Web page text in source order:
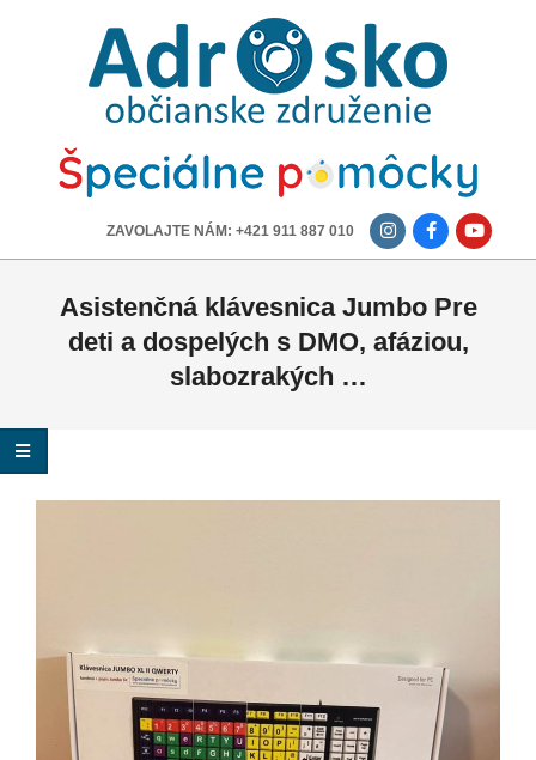
ADROSKO
OBČIANSKE
ZDRUŽENIE
ZAVOLAJTE NÁM: +421 911 887 010
Asistenčná klávesnica Jumbo Pre
deti a dospelých s DMO, afáziou,
slabozrakých …